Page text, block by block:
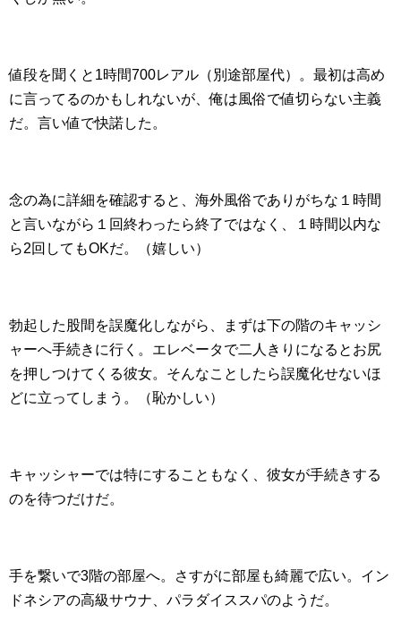
値段を聞くと1時間700レアル（別途部屋代）。最初は高め
に言ってるのかもしれないが、俺は風俗で値切らない主義
だ。言い値で快諾した。
念の為に詳細を確認すると、海外風俗でありがちな１時間
と言いながら１回終わったら終了ではなく、１時間以内な
ら2回してもOKだ。（嬉しい）
勃起した股間を誤魔化しながら、まずは下の階のキャッシ
ャーへ手続きに行く。エレベータで二人きりになるとお尻
を押しつけてくる彼女。そんなことしたら誤魔化せないほ
どに立ってしまう。（恥かしい）
キャッシャーでは特にすることもなく、彼女が手続きする
のを待つだけだ。
手を繋いで3階の部屋へ。さすがに部屋も綺麗で広い。イン
ドネシアの高級サウナ、パラダイススパのようだ。